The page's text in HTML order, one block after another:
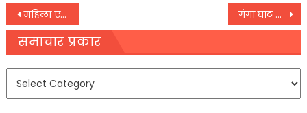
Post
navigation
महिला एकदिनी विश्वकप चैम्पियन बेटियों ने रचा इतिहास गंगा घाट क्षेत्र ‘नो फ्लाई जोनÓ घोषित देव दीपावली पर ड्रोन रहेगा प्रतिबंधित
समाचार प्रकार
समाचार